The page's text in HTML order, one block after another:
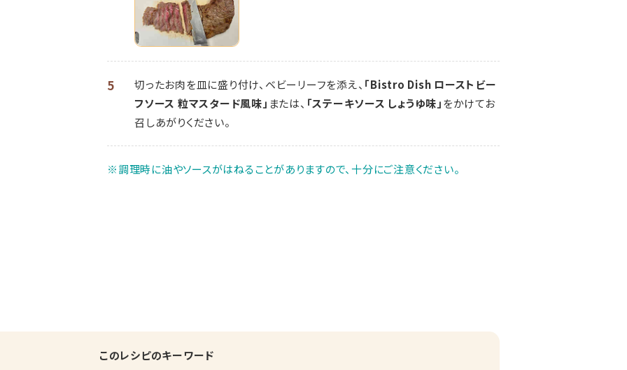
5 切ったお肉を皿に盛り付け、ベビーリーフを添え、 「Bistro Dish ローストビー
フソース 粒マスタード風味」 または、 「ステーキソース しょうゆ味」をかけてお
召しあがりください。
※調理時に油やソースがはねることがありますので、十分にご注意ください。
このレシピのキーワード